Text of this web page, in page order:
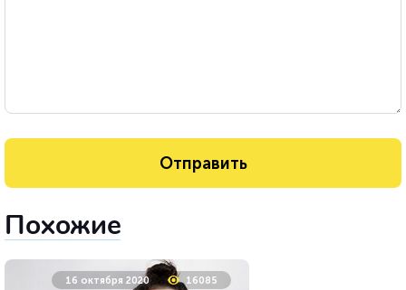
Похожие
16 октября 2020 16085